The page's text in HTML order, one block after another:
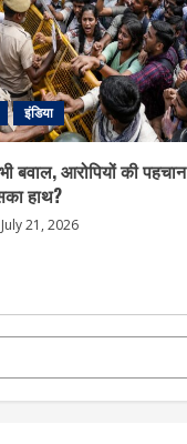
इंडिया
बवाल, आरोपियों की
हाथ?
July 21, 2026